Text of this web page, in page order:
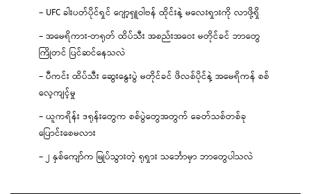
– UFC ခါးပတ်ပိုင်ရှင် ဂျော့ရှူဝါဗန် ထိုင်းနဲ့ မလေးရှားကို လာဖို့ရှိ
– အမေရိကား-တရုတ် ထိပ်သီး အစည်းအဝေး မတိုင်ခင် ဘာတွေ
ကြိုတင် ပြင်ဆင်နေသလဲ
– ပီကင်း ထိပ်သီး ဆွေးနွေးပွဲ မတိုင်ခင် ဖိလစ်ပိုင်နဲ့ အမေရိကန် စစ်
လေ့ကျင့်မှု
– ယူကရိန်း ဒရုန်းတွေက စစ်ပွဲတွေအတွက် ခေတ်သစ်တစ်ခု
ပြောင်းစေမလား
– ၂ နှစ်ကျော်က မြုပ်သွားတဲ့ ရုရှား သင်္ဘောမှာ ဘာတွေပါသလဲ